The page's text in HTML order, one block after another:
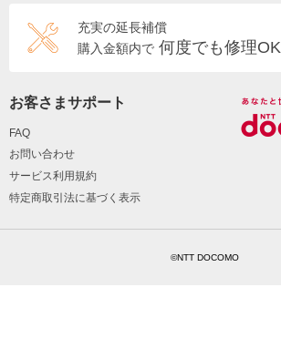
充実の延長補償
購入金額内で 何度でも修理OK
お客さまサポート
FAQ
お問い合わせ
サービス利用規約
特定商取引法に基づく表示
©NTT DOCOMO